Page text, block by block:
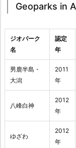
Geoparks in
ジオパーク
名
認定
年
男鹿半島・
大潟
2011
年
八峰白神
2012
年
ゆざわ
2012
年